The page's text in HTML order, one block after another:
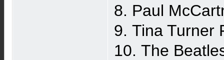
8. Paul
9. Tina Turner
10. The